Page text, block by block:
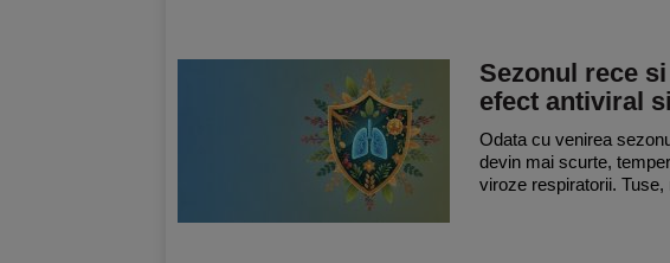
Sezonul rece
efect antiviral
Odata cu venirea
devin mai scurte,
viroze respiratorii. Tuse,